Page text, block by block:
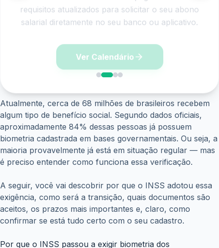
requisitos atualizados para solicitar o seu abono
salarial diretamente no seu banco ou aplicativo.
Ver Calendário
Atualmente, cerca de 68 milhões de brasileiros recebem
algum tipo de benefício social. Segundo dados oficiais,
aproximadamente 84% dessas pessoas já possuem
biometria cadastrada em bases governamentais. Ou seja, a
maioria provavelmente já está em situação regular — mas
é preciso entender como funciona essa verificação.
A seguir, você vai descobrir por que o INSS adotou essa
exigência, como será a transição, quais documentos são
aceitos, os prazos mais importantes e, claro, como
confirmar se está tudo certo com o seu cadastro.
Por que o INSS passou a exigir biometria dos